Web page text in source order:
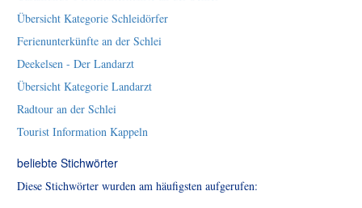
Übersicht Kategorie Schleidörfer
Ferienunterkünfte an der Schlei
Deekelsen - Der Landarzt
Übersicht Kategorie Landarzt
Radtour an der Schlei
Tourist Information Kappeln
beliebte Stichwörter
Diese Stichwörter wurden am häufigsten aufgerufen: